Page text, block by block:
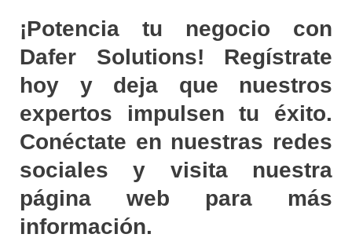
¡Potencia tu negocio con
Dafer Solutions! Regístrate
hoy y deja que nuestros
expertos impulsen tu éxito.
Conéctate en nuestras redes
sociales y visita nuestra
página web para más
información.